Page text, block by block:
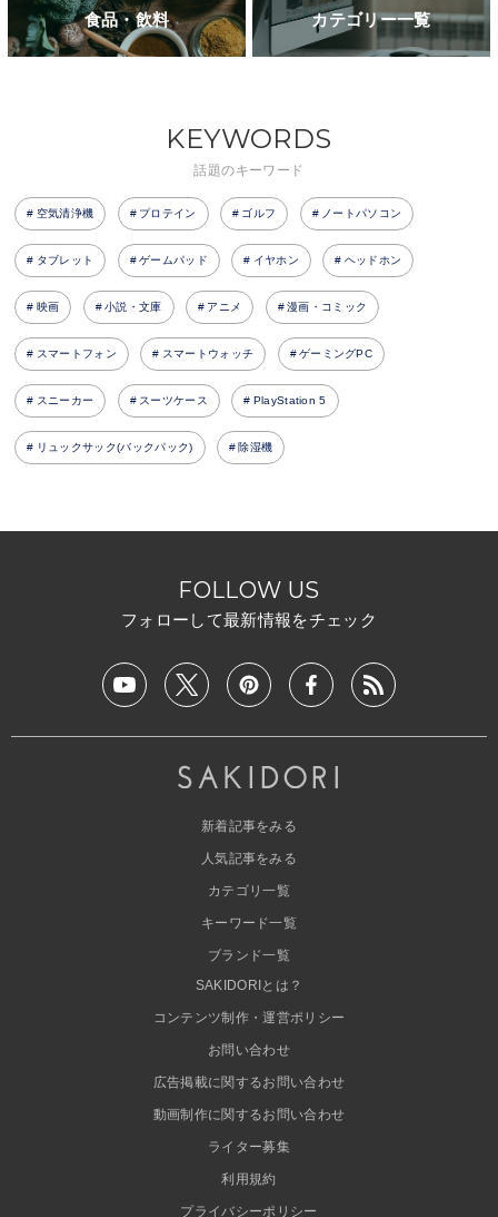
食品・飲料 カテゴリー一覧
KEYWORDS
話題のキーワード
空気清浄機 プロテイン ゴルフ ノートパソコン
タブレット ゲームパッド イヤホン ヘッドホン
映画 小説・文庫 アニメ 漫画・コミック
スマートフォン スマートウォッチ ゲーミングPC
スニーカー スーツケース PlayStation 5
リュックサック(バックパック) 除湿機
FOLLOW US
フォローして最新情報をチェック
新着記事をみる
人気記事をみる
カテゴリ一覧
キーワード一覧
ブランド一覧
SAKIDORIとは？
コンテンツ制作・運営ポリシー
お問い合わせ
広告掲載に関するお問い合わせ
動画制作に関するお問い合わせ
ライター募集
利用規約
プライバシーポリシー